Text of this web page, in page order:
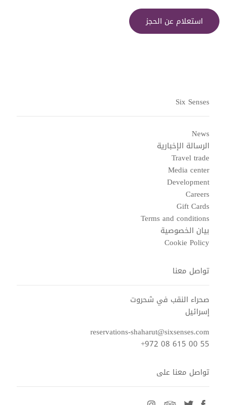
استعلام عن الحجز
Six Senses
News
الرسالة الإخبارية
Travel trade
Media center
Development
Careers
Gift Cards
Terms and conditions
بيان الخصوصية
Cookie Policy
تواصل معنا
صحراء النقب في شحروت
إسرائيل
reservations-shaharut@sixsenses.com
+972 08 615 00 55
تواصل معنا على